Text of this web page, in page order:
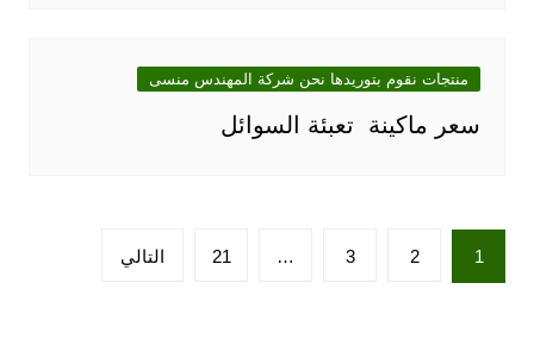
منتجات نقوم بتوريدها نحن شركة المهندس منسى
سعر ماكينة تعبئة السوائل
تعدد
صفحات
1
2
3
…
21 التالي